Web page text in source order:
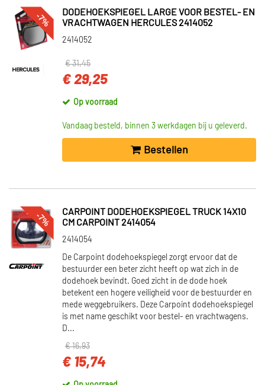
-7%
DODEHOEKSPIEGEL LARGE VOOR BESTEL- EN
VRACHTWAGEN HERCULES 2414052
2414052
€ 31,45
€ 29,25
Op voorraad
Vandaag besteld, binnen 3 werkdagen bij u geleverd.
Bestellen
-7%
CARPOINT DODEHOEKSPIEGEL TRUCK 14X10
CM CARPOINT 2414054
2414054
De Carpoint dodehoekspiegel zorgt ervoor dat de
bestuurder een beter zicht heeft op wat zich in de
dodehoek bevindt. Goed zicht in de dode hoek
betekent een hogere veiligheid voor de bestuurder en
mede weggebruikers. Deze Carpoint dodehoekspiegel
is met name geschikt voor bestel- en vrachtwagens.
D...
€ 16,93
€ 15,74